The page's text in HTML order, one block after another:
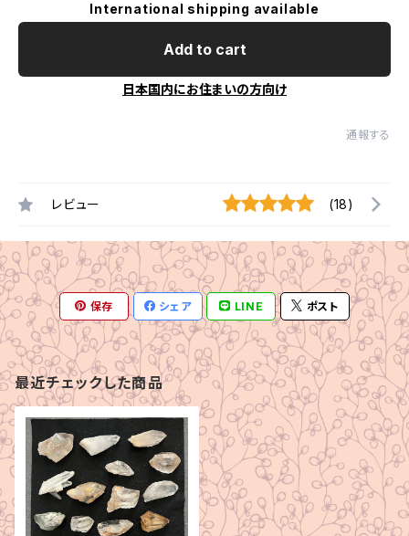
International shipping available
Add to cart
日本国内にお住まいの方向け
通報する
レビュー (18)
保存 シェア LINE ポスト
最近チェックした商品